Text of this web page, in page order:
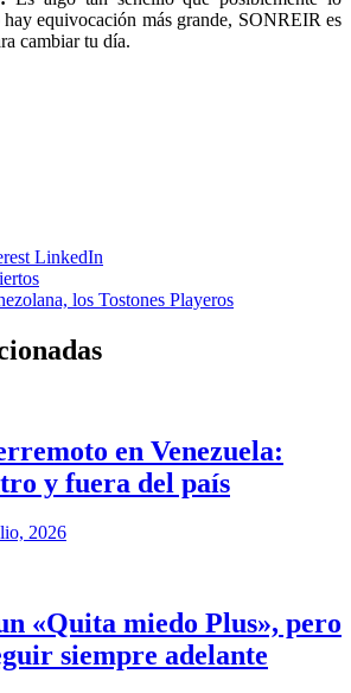
equivocación más grande, SONREIR es
cambiar tu día.
LinkedIn
los Tostones Playeros‬
en Venezuela:
y fuera del país
2026
«Quita miedo Plus», pero
siempre adelante